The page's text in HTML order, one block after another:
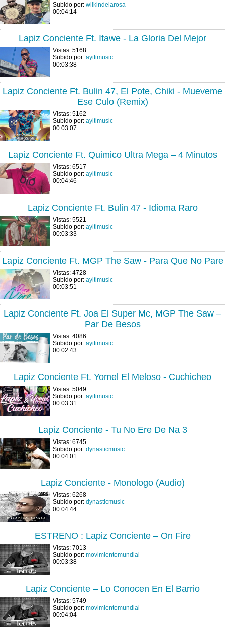
Subido por: wilkindelarosa
00:04:14
Lapiz Conciente Ft. Itawe - La Gloria Del Mejor
Vistas: 5168
Subido por: ayitimusic
00:03:38
Lapiz Conciente Ft. Bulin 47, El Pote, Chiki - Mueveme
Ese Culo (Remix)
Vistas: 5162
Subido por: ayitimusic
00:03:07
Lapiz Conciente Ft. Quimico Ultra Mega – 4 Minutos
Vistas: 6517
Subido por: ayitimusic
00:04:46
Lapiz Conciente Ft. Bulin 47 - Idioma Raro
Vistas: 5521
Subido por: ayitimusic
00:03:33
Lapiz Conciente Ft. MGP The Saw - Para Que No Pare
Vistas: 4728
Subido por: ayitimusic
00:03:51
Lapiz Conciente Ft. Joa El Super Mc, MGP The Saw –
Par De Besos
Vistas: 4086
Subido por: ayitimusic
00:02:43
Lapiz Conciente Ft. Yomel El Meloso - Cuchicheo
Vistas: 5049
Subido por: ayitimusic
00:03:31
Lapiz Conciente - Tu No Ere De Na 3
Vistas: 6745
Subido por: dynasticmusic
00:04:01
Lapiz Conciente - Monologo (Audio)
Vistas: 6268
Subido por: dynasticmusic
00:04:44
ESTRENO : Lapiz Conciente – On Fire
Vistas: 7013
Subido por: movimientomundial
00:03:38
Lapiz Conciente – Lo Conocen En El Barrio
Vistas: 5749
Subido por: movimientomundial
00:04:04